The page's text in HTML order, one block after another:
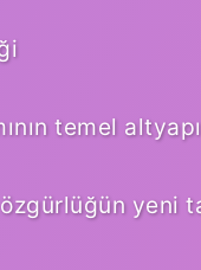
temel
yeni